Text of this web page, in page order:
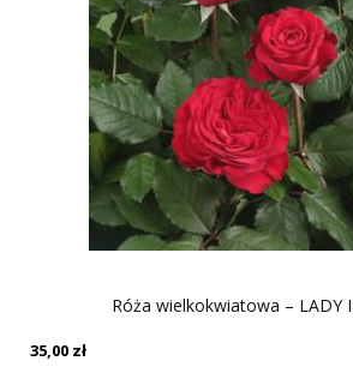
Róża wielkokwiatowa – LADY
35,00 zł